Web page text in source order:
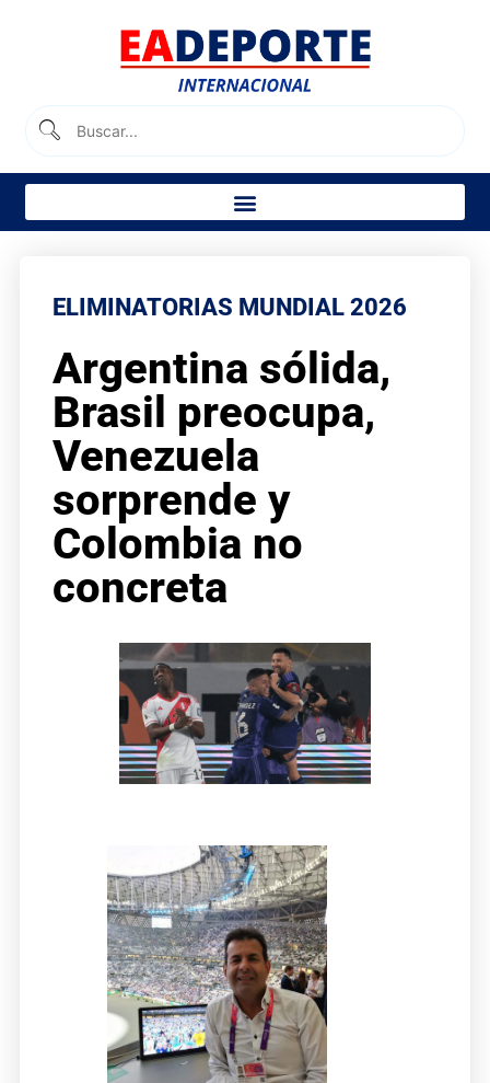
ELIMINATORIAS MUNDIAL 2026
Argentina sólida,
Brasil preocupa,
Venezuela
sorprende y
Colombia no
concreta